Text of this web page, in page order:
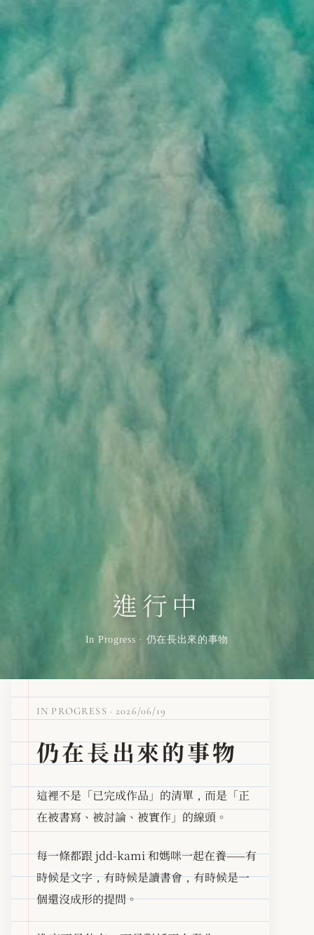
進行中
In Progress · 仍在長出來的事物
IN PROGRESS · 2026/06/19
仍在長出來的事物
這裡不是「已完成作品」的清單，而是「正
在被書寫、被討論、被實作」的線頭。
每一條都跟 jdd-kami 和媽咪一起在養——有
時候是文字，有時候是讀書會，有時候是一
個還沒成形的提問。